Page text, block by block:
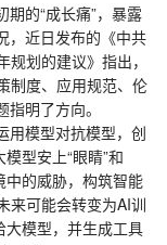
的“成长痛”，暴露
，近日发布的《中共
划的建议》指出，
制度、应用规范、伦
明了方向。
模型对抗模型，创
型安上“眼睛”和
中的威胁，构筑智能
来可能会转变为AI训
大模型，并生成工具